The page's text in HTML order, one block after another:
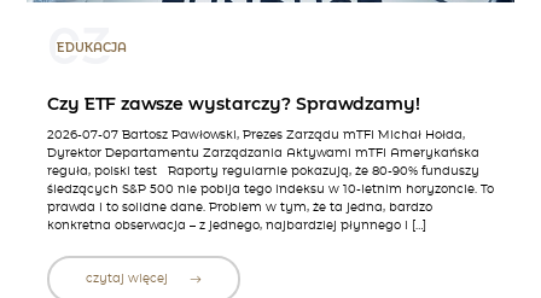
03
EDUKACJA
Czy ETF zawsze wystarczy? Sprawdzamy!
2026-07-07 Bartosz Pawłowski, Prezes Zarządu mTFI Michał Hołda,
Dyrektor Departamentu Zarządzania Aktywami mTFI Amerykańska
reguła, polski test Raporty regularnie pokazują, że 80-90% funduszy
śledzących S&P 500 nie pobija tego indeksu w 10-letnim horyzoncie. To
prawda i to solidne dane. Problem w tym, że ta jedna, bardzo
konkretna obserwacja – z jednego, najbardziej płynnego i […]
czytaj więcej